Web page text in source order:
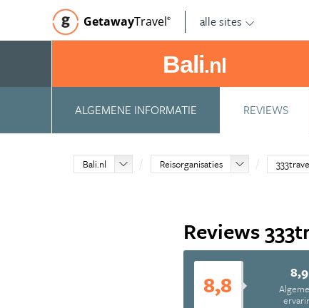
GetawayTravel© alle sites
Bali.nl
ALGEMENE INFORMATIE REVIEWS
Bali.nl Reisorganisaties
Reviews
8,8 8,9